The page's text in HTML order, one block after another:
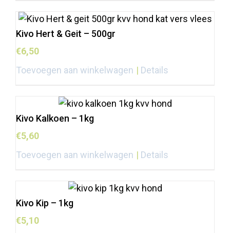
Kivo Hert & Geit – 500gr
€6,50
Toevoegen aan winkelwagen
Details
Kivo Kalkoen – 1kg
€5,60
Toevoegen aan winkelwagen
Details
Kivo Kip – 1kg
€5,10